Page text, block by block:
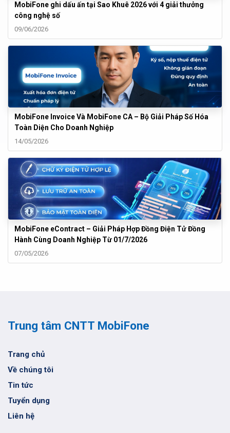
MobiFone ghi dấu ấn tại Sao Khuê 2026 với 4 giải thưởng
công nghệ số
09/06/2026
MobiFone Invoice Và MobiFone CA – Bộ Giải Pháp Số Hóa
Toàn Diện Cho Doanh Nghiệp
14/05/2026
MobiFone eContract – Giải Pháp Hợp Đồng Điện Tử Đồng
Hành Cùng Doanh Nghiệp Từ 01/7/2026
07/05/2026
Trung tâm CNTT MobiFone
Trang chủ
Về chúng tôi
Tin tức
Tuyển dụng
Liên hệ